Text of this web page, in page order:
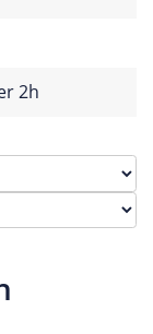
2h